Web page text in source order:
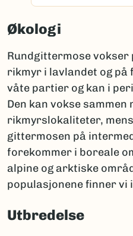
Økologi
Rundgittermose
rikmyr i lavlandet og
våte partier og kan i
Den kan vokse
rikmyrslokaliteter,
gittermosen på
forekommer i boreale
alpine og arktiske
populasjonene finner vi
Utbredelse